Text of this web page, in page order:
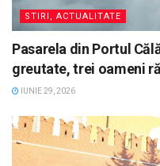
STIRI, ACTUALITATE
Pasarela din Portul
greutate, trei oameni
IUNIE 29, 2026